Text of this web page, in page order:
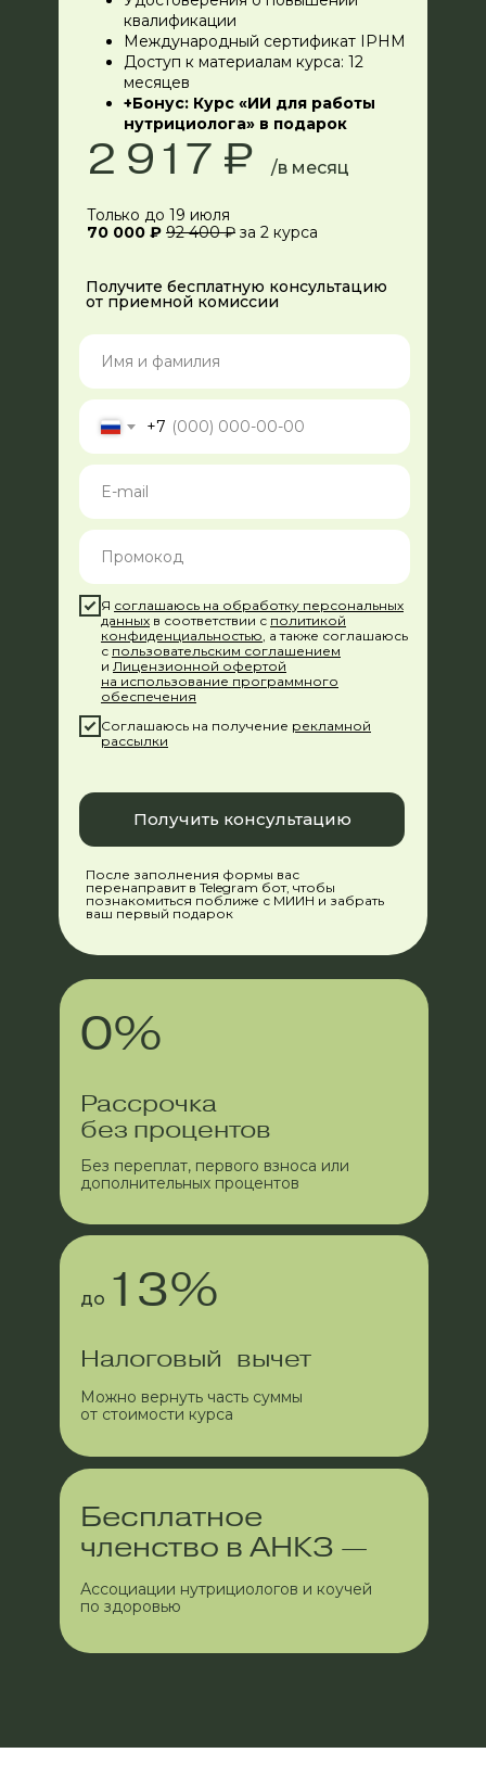
2 917 ₽ /в месяц
Только до 19 июля
70 000 ₽ 92 400 ₽ за 2 курса
После заполнения формы вас
перенаправит в Telegram бот, чтобы
познакомиться поближе с МИИН и забрать
ваш первый подарок
Получите бесплатную консультацию
от приемной комиссии
+7
Я соглашаюсь на обработку персональных
данных в соответствии с политикой
конфиденциальностью , а также соглашаюсь
с пользовательским соглашением
и Лицензионной офертой
на использование программного
обеспечения
Соглашаюсь на получение рекламной
рассылки
Получить консультацию
квалификации
Международный сертификат IPHM
Доступ к материалам курса: 12
месяцев
+Бонус: Курс «ИИ для работы
нутрициолога» в подарок
0%
Рассрочка
без процентов
Без переплат, первого взноса или
дополнительных процентов
Налоговый вычет
Можно вернуть часть суммы
от стоимости курса
до 13%
Бесплатное
членство в АНКЗ —
Ассоциации нутрициологов и коучей
по здоровью
Об институте
Партнерская программа
Реферальная программа
Сведения об организации
Информация об IT деятельности
Об обучающей платформе
115184, г. Москва, вн.тер.г. муниципальный округ
Замоскворечье, ул. Малая Ордынка, дом 37, стр.2.
Лицензия на образовательную деятельность
№ Л035-01298-77/00179847 от 15.02.2021
+7 800 505 87 33
© МИИН, 2026
Пользовательское соглашение
Согласие на обработку персональных данных
Согласие на рекламную рассылку
Лицензия на использование программного
обеспечения
Программы обучения
Мы в социальных сетях
cource@miin.ru Служба заботы